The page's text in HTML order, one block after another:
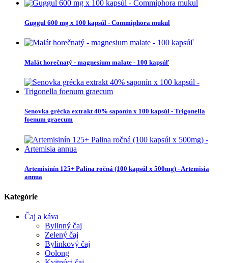
Guggul 600 mg x 100 kapsúl - Commiphora mukul
Malát horečnatý - magnesium malate - 100 kapsúľ
Senovka grécka extrakt 40% saponín x 100 kapsúl - Trigonella
foenum graecum
Artemisinín 125+ Palina ročná (100 kapsúl x 500mg) - Artemisia
annua
Kategórie
Čaj a káva
Bylinný čaj
Zelený čaj
Bylinkový čaj
Oolong